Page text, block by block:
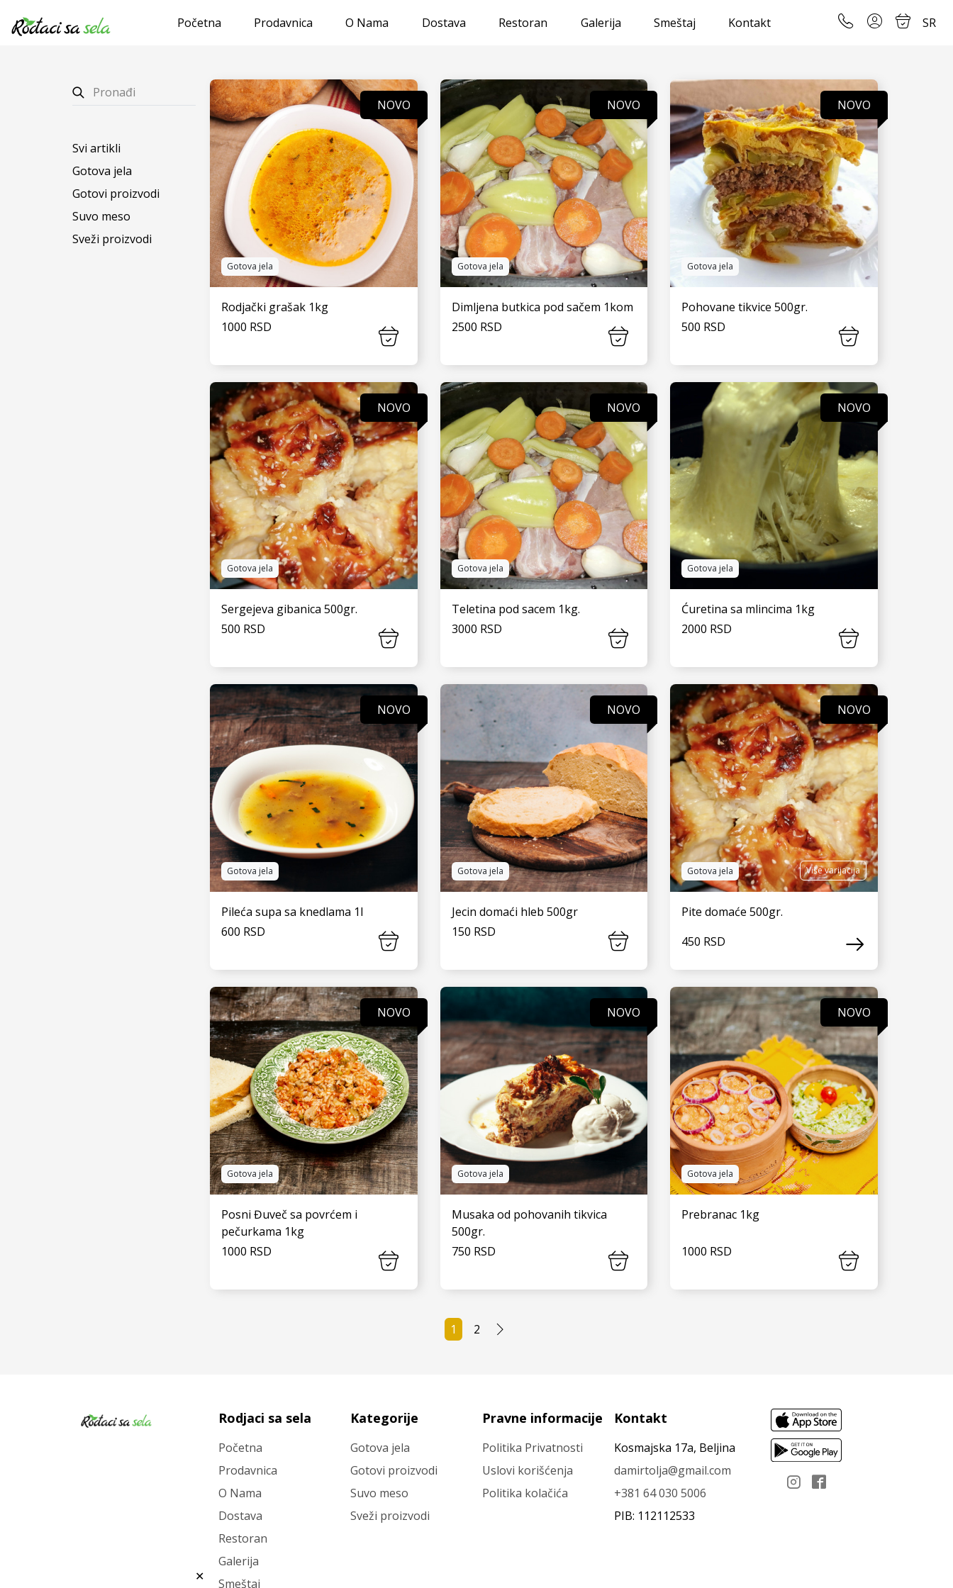
Početna Prodavnica O Nama Dostava Restoran Galerija Smeštaj Kontakt SR
Svi artikli
Gotova jela
Gotovi proizvodi
Suvo meso
Sveži proizvodi
NOVO
VIDI JOŠ
Gotova jela
Rodjački grašak 1kg
1000 RSD
NOVO
Gotova jela
Dimljena butkica pod sačem 1kom
2500 RSD
NOVO
VIDI JOŠ
Gotova jela
Pohovane tikvice 500gr.
500 RSD
NOVO
VIDI JOŠ
Gotova jela
Sergejeva gibanica 500gr.
500 RSD
NOVO
VIDI JOŠ
Gotova jela
Teletina pod sacem 1kg.
3000 RSD
NOVO
VIDI JOŠ
Gotova jela
Ćuretina sa mlincima 1kg
2000 RSD
NOVO
VIDI JOŠ
Gotova jela
Pileća supa sa knedlama 1l
600 RSD
NOVO
Gotova jela
Jecin domaći hleb 500gr
150 RSD
NOVO
VIDI JOŠ
Gotova jela Više varijacija
Pite domaće 500gr.
450 RSD
NOVO
Gotova jela
Posni Đuveč sa povrćem i
pečurkama 1kg
1000 RSD
NOVO
Gotova jela
Musaka od pohovanih tikvica
500gr.
750 RSD
NOVO
Gotova jela
Prebranac 1kg
1000 RSD
1 2
Rodjaci sa sela
Početna
Prodavnica
O Nama
Dostava
Restoran
Galerija
Smeštaj
Kategorije
Gotova jela
Gotovi proizvodi
Suvo meso
Sveži proizvodi
Pravne informacije
Politika Privatnosti
Uslovi korišćenja
Politika kolačića
Kontakt
Kosmajska 17a, Beljina
damirtolja@gmail.com
+381 64 030 5006
PIB: 112112533
✕